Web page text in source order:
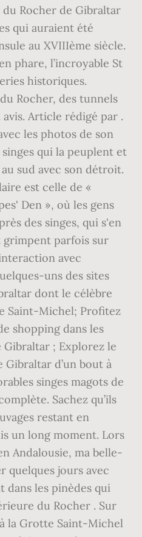
Rocher de Gibraltar
qui auraient été
au XVIIIème siècle.
phare, l’incroyable St
historiques.
Rocher, des tunnels
Article rédigé par .
les photos de son
qui la peuplent et
sud avec son détroit.
est celle de «
Den », où les gens
des singes, qui s'en
parfois sur
avec
uns des sites
dont le célèbre
Saint-Michel; Profitez
shopping dans les
Gibraltar ; Explorez le
d’un bout à
singes magots de
Sachez qu’ils
restant en
un long moment. Lors
Andalousie, ma belle-
quelques jours avec
dans les pinèdes qui
du Rocher . Sur
la Grotte Saint-Michel